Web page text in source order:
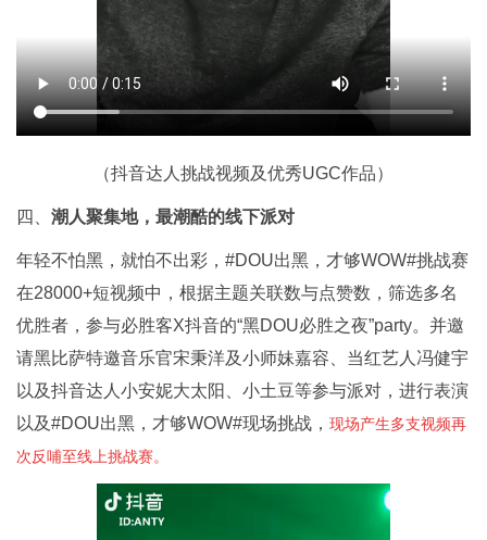
（抖音达人挑战视频及优秀UGC作品）
四、 潮人聚集地，最潮酷的线下派对
年轻不怕黑，就怕不出彩，#DOU出黑，才够WOW#挑战赛
在28000+短视频中，根据主题关联数与点赞数，筛选多名
优胜者，参与必胜客X抖音的“黑DOU必胜之夜”party。并邀
请黑比萨特邀音乐官宋秉洋及小师妹嘉容、当红艺人冯健宇
以及抖音达人小安妮大太阳、小土豆等参与派对，进行表演
以及#DOU出黑，才够WOW#现场挑战， 现场产生多支视频再
次反哺至线上挑战赛。